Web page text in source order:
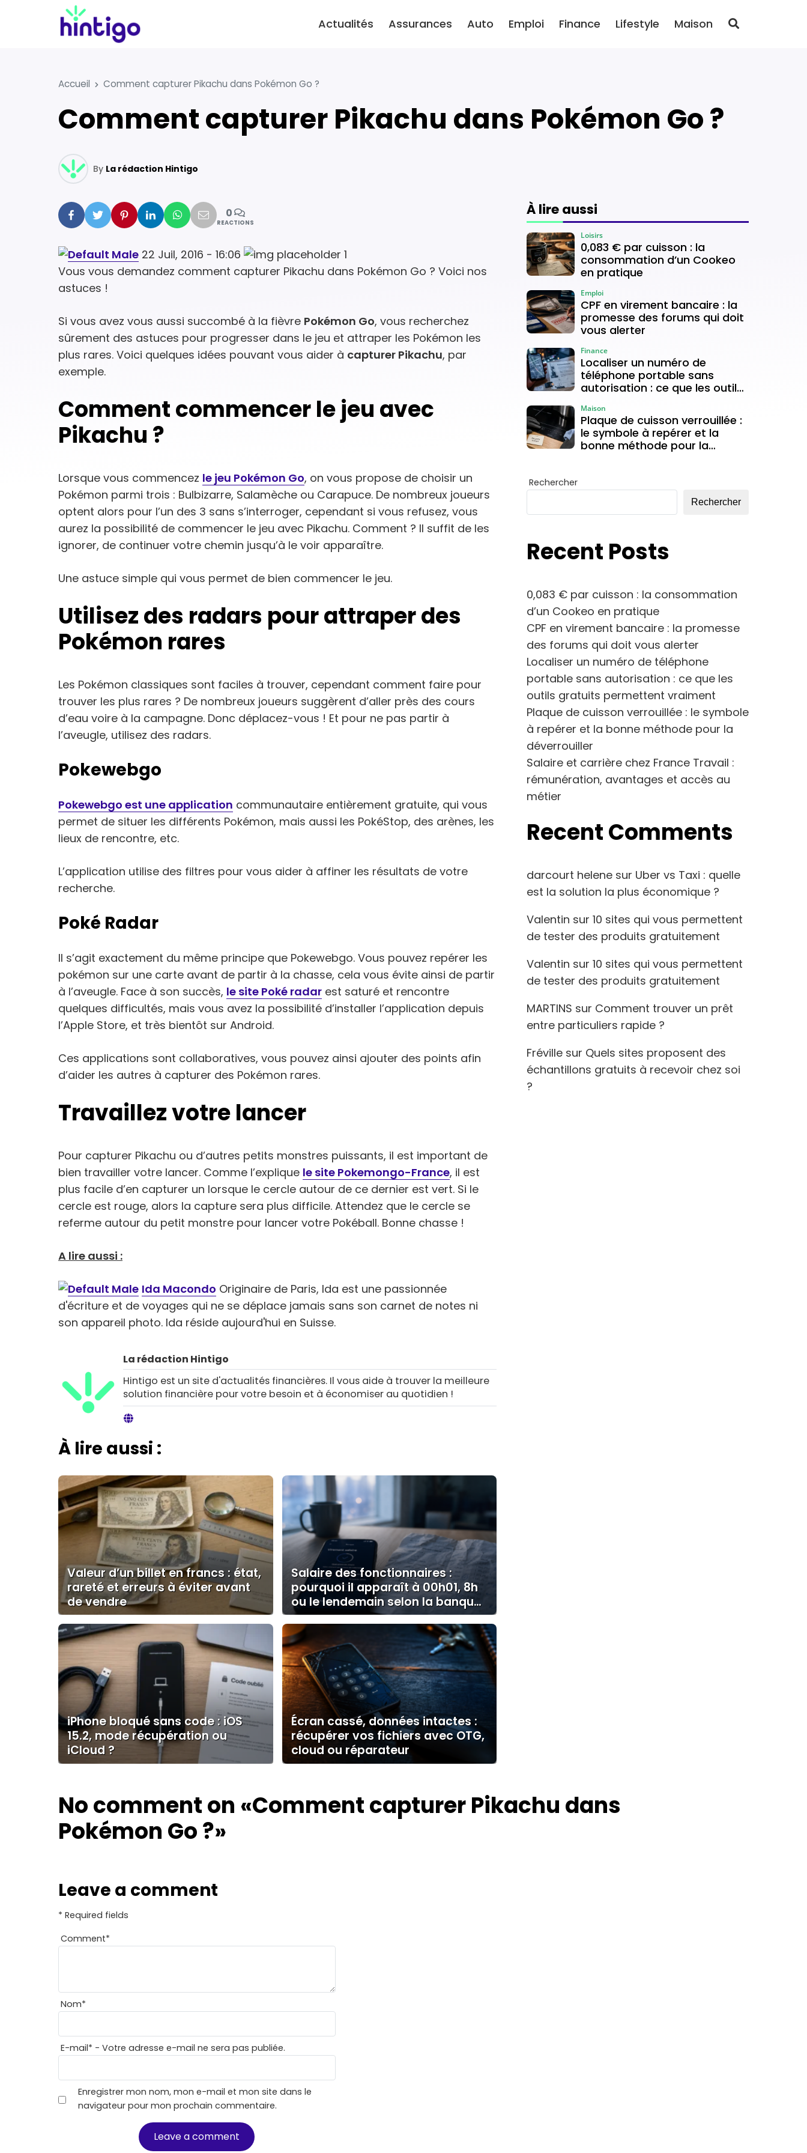
Actualités Assurances Auto Emploi Finance Lifestyle Maison
Accueil Comment capturer Pikachu dans Pokémon Go ?
Comment capturer Pikachu dans Pokémon Go ?
By La rédaction Hintigo
Facebook
Twitter PinterestLinkedinWhatsapp
Mail0
REACTIONS
22 Juil, 2016 - 16:06
Vous vous demandez comment capturer Pikachu dans Pokémon Go ? Voici nos
astuces !
Si vous avez vous aussi succombé à la fièvre Pokémon Go, vous recherchez
sûrement des astuces pour progresser dans le jeu et attraper les Pokémon les
plus rares. Voici quelques idées pouvant vous aider à capturer Pikachu, par
exemple.
Comment commencer le jeu avec
Pikachu ?
Lorsque vous commencez le jeu Pokémon Go, on vous propose de choisir un
Pokémon parmi trois : Bulbizarre, Salamèche ou Carapuce. De nombreux joueurs
optent alors pour l’un des 3 sans s’interroger, cependant si vous refusez, vous
aurez la possibilité de commencer le jeu avec Pikachu. Comment ? Il suffit de les
ignorer, de continuer votre chemin jusqu’à le voir apparaître.
Une astuce simple qui vous permet de bien commencer le jeu.
Utilisez des radars pour attraper des
Pokémon rares
Les Pokémon classiques sont faciles à trouver, cependant comment faire pour
trouver les plus rares ? De nombreux joueurs suggèrent d’aller près des cours
d’eau voire à la campagne. Donc déplacez-vous ! Et pour ne pas partir à
l’aveugle, utilisez des radars.
Pokewebgo
Pokewebgo est une application communautaire entièrement gratuite, qui vous
permet de situer les différents Pokémon, mais aussi les PokéStop, des arènes, les
lieux de rencontre, etc.
L’application utilise des filtres pour vous aider à affiner les résultats de votre
recherche.
Poké Radar
Il s’agit exactement du même principe que Pokewebgo. Vous pouvez repérer les
pokémon sur une carte avant de partir à la chasse, cela vous évite ainsi de partir
à l’aveugle. Face à son succès, le site Poké radar est saturé et rencontre
quelques difficultés, mais vous avez la possibilité d’installer l’application depuis
l’Apple Store, et très bientôt sur Android.
Ces applications sont collaboratives, vous pouvez ainsi ajouter des points afin
d’aider les autres à capturer des Pokémon rares.
Travaillez votre lancer
Pour capturer Pikachu ou d’autres petits monstres puissants, il est important de
bien travailler votre lancer. Comme l’explique le site Pokemongo-France, il est
plus facile d’en capturer un lorsque le cercle autour de ce dernier est vert. Si le
cercle est rouge, alors la capture sera plus difficile. Attendez que le cercle se
referme autour du petit monstre pour lancer votre Pokéball. Bonne chasse !
A lire aussi :
Ida Macondo Originaire de Paris, Ida est une passionnée
d'écriture et de voyages qui ne se déplace jamais sans son carnet de notes ni
son appareil photo. Ida réside aujourd'hui en Suisse.
La rédaction Hintigo
Hintigo est un site d'actualités financières. Il vous aide à trouver la meilleure
solution financière pour votre besoin et à économiser au quotidien !
À lire aussi :
Valeur d’un billet en francs : état,
rareté et erreurs à éviter avant
de vendre
Salaire des fonctionnaires :
pourquoi il apparaît à 00h01, 8h
ou le lendemain selon la banque
?
iPhone bloqué sans code : iOS
15.2, mode récupération ou
iCloud ?
Écran cassé, données intactes :
récupérer vos fichiers avec OTG,
cloud ou réparateur
À lire aussi
0,083 € par cuisson : la
consommation d’un Cookeo
en pratique
Loisirs
CPF en virement bancaire : la
promesse des forums qui doit
vous alerter
Emploi
Localiser un numéro de
téléphone portable sans
autorisation : ce que les outils
Finance
Plaque de cuisson verrouillée :
le symbole à repérer et la
bonne méthode pour la
Maison
Rechercher
Rechercher
Recent Posts
0,083 € par cuisson : la consommation
d’un Cookeo en pratique
CPF en virement bancaire : la promesse
des forums qui doit vous alerter
Localiser un numéro de téléphone
portable sans autorisation : ce que les
outils gratuits permettent vraiment
Plaque de cuisson verrouillée : le symbole
à repérer et la bonne méthode pour la
déverrouiller
Salaire et carrière chez France Travail :
rémunération, avantages et accès au
métier
Recent Comments
darcourt helene sur Uber vs Taxi : quelle
est la solution la plus économique ?
Valentin sur 10 sites qui vous permettent
de tester des produits gratuitement
Valentin sur 10 sites qui vous permettent
de tester des produits gratuitement
MARTINS sur Comment trouver un prêt
entre particuliers rapide ?
Fréville sur Quels sites proposent des
échantillons gratuits à recevoir chez soi
?
No comment on «Comment capturer Pikachu dans
Pokémon Go ?»
Leave a comment
* Required fields
Comment*
Nom*
E-mail* - Votre adresse e-mail ne sera pas publiée.
Enregistrer mon nom, mon e-mail et mon site dans le
navigateur pour mon prochain commentaire.